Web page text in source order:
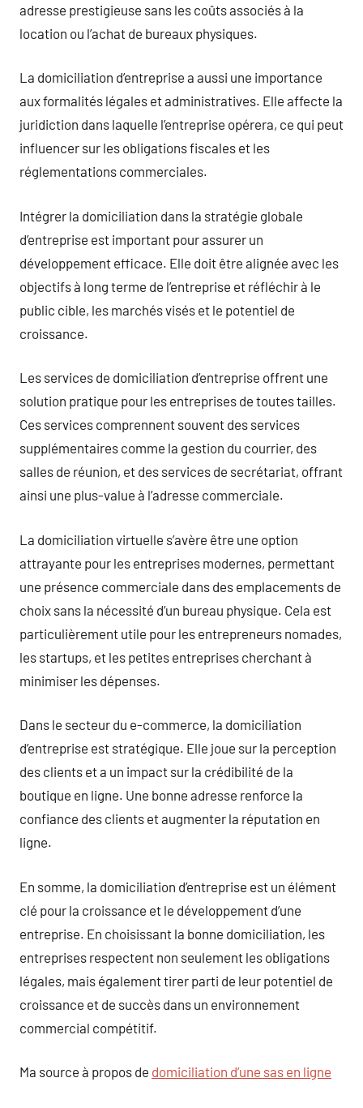
adresse prestigieuse sans les coûts associés à la
location ou l’achat de bureaux physiques.
La domiciliation d’entreprise a aussi une importance
aux formalités légales et administratives. Elle affecte la
juridiction dans laquelle l’entreprise opérera, ce qui peut
influencer sur les obligations fiscales et les
réglementations commerciales.
Intégrer la domiciliation dans la stratégie globale
d’entreprise est important pour assurer un
développement efficace. Elle doit être alignée avec les
objectifs à long terme de l’entreprise et réfléchir à le
public cible, les marchés visés et le potentiel de
croissance.
Les services de domiciliation d’entreprise offrent une
solution pratique pour les entreprises de toutes tailles.
Ces services comprennent souvent des services
supplémentaires comme la gestion du courrier, des
salles de réunion, et des services de secrétariat, offrant
ainsi une plus-value à l’adresse commerciale.
La domiciliation virtuelle s’avère être une option
attrayante pour les entreprises modernes, permettant
une présence commerciale dans des emplacements de
choix sans la nécessité d’un bureau physique. Cela est
particulièrement utile pour les entrepreneurs nomades,
les startups, et les petites entreprises cherchant à
minimiser les dépenses.
Dans le secteur du e-commerce, la domiciliation
d’entreprise est stratégique. Elle joue sur la perception
des clients et a un impact sur la crédibilité de la
boutique en ligne. Une bonne adresse renforce la
confiance des clients et augmenter la réputation en
ligne.
En somme, la domiciliation d’entreprise est un élément
clé pour la croissance et le développement d’une
entreprise. En choisissant la bonne domiciliation, les
entreprises respectent non seulement les obligations
légales, mais également tirer parti de leur potentiel de
croissance et de succès dans un environnement
commercial compétitif.
Ma source à propos de domiciliation d’une sas en ligne